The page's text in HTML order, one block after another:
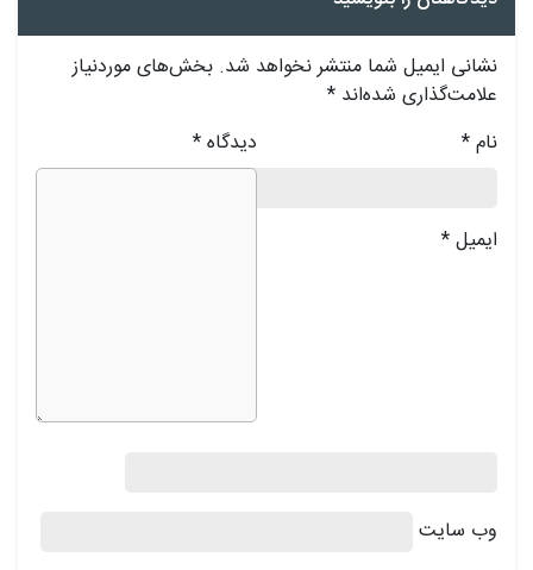
نشانی ایمیل شما منتشر نخواهد شد. بخش‌های موردنیاز
علامت‌گذاری شده‌اند*
دیدگاه* *
ایمیل*
وب‌ سایت